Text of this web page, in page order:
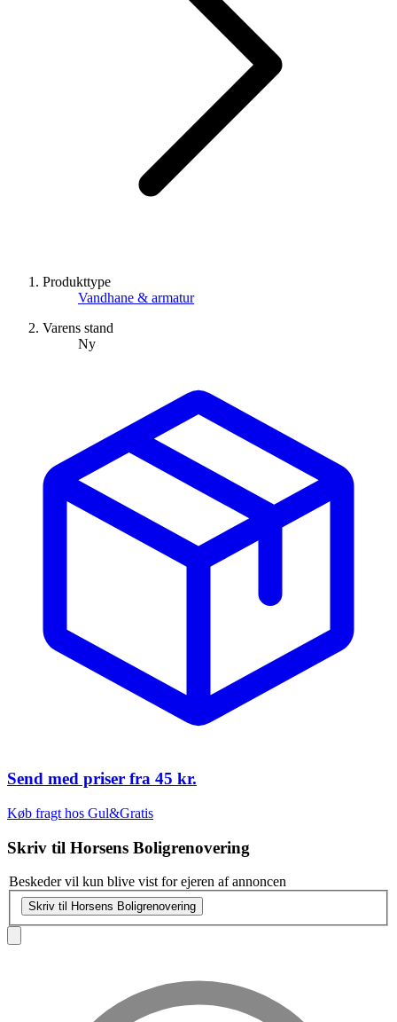
Produkttype
Vandhane & armatur
Varens stand
Ny
Send med priser fra 45 kr.
Køb fragt hos Gul&Gratis
Skriv til Horsens Boligrenovering
Beskeder vil kun blive vist for ejeren af annoncen
Skriv til Horsens Boligrenovering